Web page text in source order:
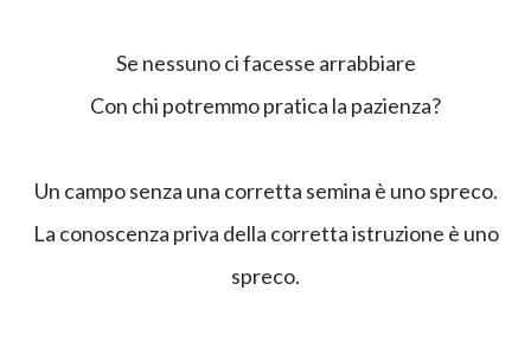
Se nessuno ci facesse arrabbiare
Con chi potremmo pratica la pazienza?
Un campo senza una corretta semina è uno spreco.
La conoscenza priva della corretta istruzione è uno
spreco.